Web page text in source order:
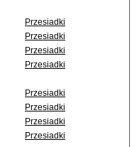
Przesiadki
Przesiadki
Przesiadki
Przesiadki
Przesiadki
Przesiadki
Przesiadki
Przesiadki